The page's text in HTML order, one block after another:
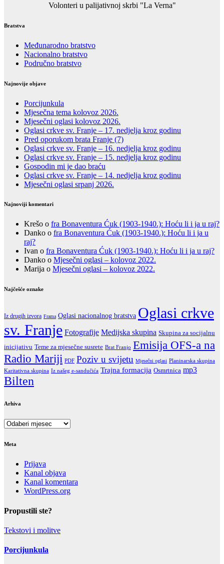
Volonteri u palijativnoj skrbi "La Verna"
Bratstva
Međunarodno bratstvo
Nacionalno bratstvo
Područno bratstvo
Najnovije objave
Porcijunkula
Mjesečna tema kolovoz 2026.
Mjesečni oglasi kolovoz 2026.
Oglasi crkve sv. Franje – 17. nedjelja kroz godinu
Pred oporukom brata Franje (7)
Oglasi crkve sv. Franje – 16. nedjelja kroz godinu
Oglasi crkve sv. Franje – 15. nedjelja kroz godinu
Gospodin mi je dao braću
Oglasi crkve sv. Franje – 14. nedjelja kroz godinu
Mjesečni oglasi srpanj 2026.
Najnoviji komentari
Krešo o fra Bonaventura Ćuk (1903-1940.): Hoću li i ja u raj?
Danko o fra Bonaventura Ćuk (1903-1940.): Hoću li i ja u
raj?
Ivan o fra Bonaventura Ćuk (1903-1940.): Hoću li i ja u raj?
Danko o Mjesečni oglasi – kolovoz 2022.
Marija o Mjesečni oglasi – kolovoz 2022.
Najčešće oznake
Iz drugih izvora Frama Oglasi nacionalnog bratstva Oglasi crkve
sv. Franje Fotografije Medijska skupina Skupina za socijalnu
inicijativu Teme za mjesečne susrete Brat Franjo Emisija OFS-a na
Radio Mariji PDF Poziv u svijetu Mjesečni oglasi Planinarska skupina
Karitativna skupina Iz našeg e-sandučića Trajna formacija Osmrtnica mp3
Bilten
Arhiva
Arhiva
Meta
Prijava
Kanal objava
Kanal komentara
WordPress.org
Propustili ste?
Tekstovi i molitve
Porcijunkula